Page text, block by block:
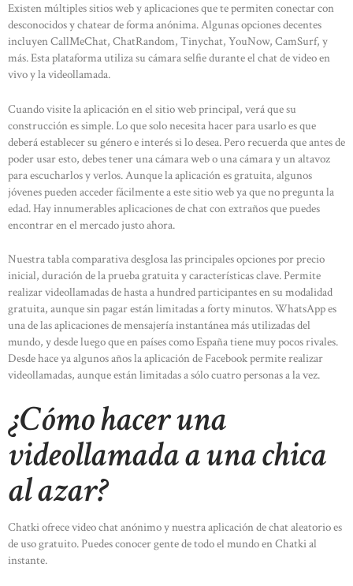
HOME
ABOUT US
OUR PRODUCTS
CONTACTS
Existen múltiples sitios web y aplicaciones que te permiten conectar con
desconocidos y chatear de forma anónima. Algunas opciones decentes
incluyen CallMeChat, ChatRandom, Tinychat, YouNow, CamSurf, y
más. Esta plataforma utiliza su cámara selfie durante el chat de video en
vivo y la videollamada.
Cuando visite la aplicación en el sitio web principal, verá que su
construcción es simple. Lo que solo necesita hacer para usarlo es que
deberá establecer su género e interés si lo desea. Pero recuerda que antes de
poder usar esto, debes tener una cámara web o una cámara y un altavoz
para escucharlos y verlos. Aunque la aplicación es gratuita, algunos
jóvenes pueden acceder fácilmente a este sitio web ya que no pregunta la
edad. Hay innumerables aplicaciones de chat con extraños que puedes
encontrar en el mercado justo ahora.
Nuestra tabla comparativa desglosa las principales opciones por precio
inicial, duración de la prueba gratuita y características clave. Permite
realizar videollamadas de hasta a hundred participantes en su modalidad
gratuita, aunque sin pagar están limitadas a forty minutos. WhatsApp es
una de las aplicaciones de mensajería instantánea más utilizadas del
mundo, y desde luego que en países como España tiene muy pocos rivales.
Desde hace ya algunos años la aplicación de Facebook permite realizar
videollamadas, aunque están limitadas a sólo cuatro personas a la vez.
¿Cómo hacer una
videollamada a una chica
al azar?
Chatki ofrece video chat anónimo y nuestra aplicación de chat aleatorio es
de uso gratuito. Puedes conocer gente de todo el mundo en Chatki al
instante.